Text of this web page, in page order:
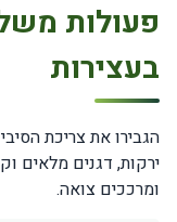
פעולות
בעצירות
הגבירו את צריכת
ירקות, דגנים מלאים
ומרככים צואה.